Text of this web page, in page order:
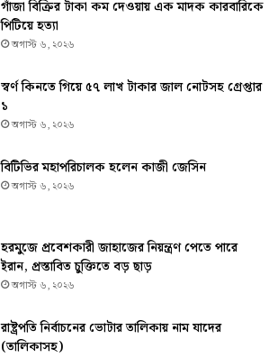
গাঁজা বিক্রির টাকা কম দেওয়ায় এক মাদক কারবারিকে
পিটিয়ে হত্যা
অগাস্ট ৬, ২০২৬
স্বর্ণ কিনতে গিয়ে ৫৭ লাখ টাকার জাল নোটসহ গ্রেপ্তার
১
অগাস্ট ৬, ২০২৬
বিটিভির মহাপরিচালক হলেন কাজী জেসিন
অগাস্ট ৬, ২০২৬
হরমুজে প্রবেশকারী জাহাজের নিয়ন্ত্রণ পেতে পারে
ইরান, প্রস্তাবিত চুক্তিতে বড় ছাড়
অগাস্ট ৬, ২০২৬
রাষ্ট্রপতি নির্বাচনের ভোটার তালিকায় নাম যাদের
(তালিকাসহ)